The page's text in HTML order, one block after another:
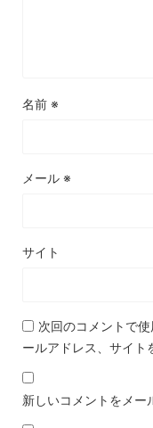
名前 ※
メール ※
サイト
次回のコメントで
ールアドレス、サイト
新しいコメントをメー